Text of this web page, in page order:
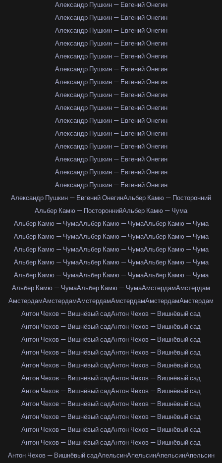
Александр Пушкин — Евгений Онегин
Александр Пушкин — Евгений Онегин
Александр Пушкин — Евгений Онегин
Александр Пушкин — Евгений Онегин
Александр Пушкин — Евгений Онегин
Александр Пушкин — Евгений Онегин
Александр Пушкин — Евгений Онегин
Александр Пушкин — Евгений Онегин
Александр Пушкин — Евгений Онегин
Александр Пушкин — Евгений Онегин
Александр Пушкин — Евгений Онегин
Александр Пушкин — Евгений Онегин
Александр Пушкин — Евгений Онегин
Александр Пушкин — Евгений Онегин
Александр Пушкин — Евгений Онегин
Александр Пушкин — Евгений ОнегинАльбер Камю — Посторонний
Альбер Камю — ПостороннийАльбер Камю — Чума
Альбер Камю — ЧумаАльбер Камю — ЧумаАльбер Камю — Чума
Альбер Камю — ЧумаАльбер Камю — ЧумаАльбер Камю — Чума
Альбер Камю — ЧумаАльбер Камю — ЧумаАльбер Камю — Чума
Альбер Камю — ЧумаАльбер Камю — ЧумаАльбер Камю — Чума
Альбер Камю — ЧумаАльбер Камю — ЧумаАльбер Камю — Чума
Альбер Камю — ЧумаАльбер Камю — ЧумаАмстердамАмстердам
АмстердамАмстердамАмстердамАмстердамАмстердамАмстердам
Антон Чехов — Вишнёвый садАнтон Чехов — Вишнёвый сад
Антон Чехов — Вишнёвый садАнтон Чехов — Вишнёвый сад
Антон Чехов — Вишнёвый садАнтон Чехов — Вишнёвый сад
Антон Чехов — Вишнёвый садАнтон Чехов — Вишнёвый сад
Антон Чехов — Вишнёвый садАнтон Чехов — Вишнёвый сад
Антон Чехов — Вишнёвый садАнтон Чехов — Вишнёвый сад
Антон Чехов — Вишнёвый садАнтон Чехов — Вишнёвый сад
Антон Чехов — Вишнёвый садАнтон Чехов — Вишнёвый сад
Антон Чехов — Вишнёвый садАнтон Чехов — Вишнёвый сад
Антон Чехов — Вишнёвый садАнтон Чехов — Вишнёвый сад
Антон Чехов — Вишнёвый садАнтон Чехов — Вишнёвый сад
Антон Чехов — Вишнёвый садАпельсинАпельсинАпельсинАпельсин